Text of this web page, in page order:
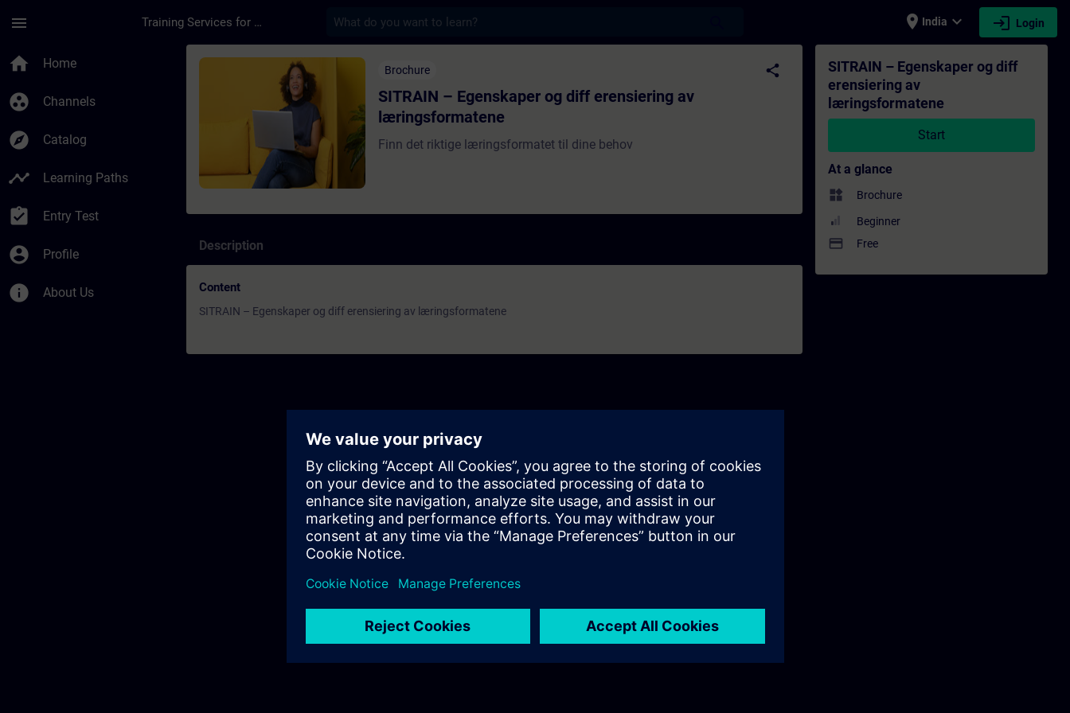
menu Training Services for Digital Industries place India expand_more login Login
home Home
group_work Channels
explore Catalog
timeline Learning Paths
assignment_turned_in Entry Test
account_circle Profile
info About Us
Course - SITRAIN – Egenskaper og diff erensiering av læringsformatene - Training - Training -
Brochure share
SITRAIN – Egenskaper og diff erensiering av
læringsformatene
Finn det riktige læringsformatet til dine behov
Description
Content
SITRAIN – Egenskaper og diff erensiering av læringsformatene
SITRAIN – Egenskaper og diff
erensiering av
læringsformatene
Start
At a glance
widgets Brochure
Beginner
payment Free